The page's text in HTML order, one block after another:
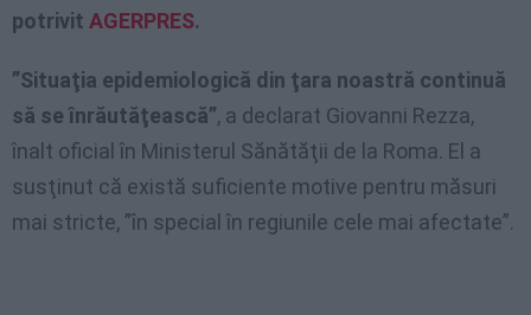
potrivit AGERPRES.
”Situaţia epidemiologică din ţara noastră continuă
să se înrăutăţească”, a declarat Giovanni Rezza,
înalt oficial în Ministerul Sănătăţii de la Roma. El a
susţinut că există suficiente motive pentru măsuri
mai stricte, ”în special în regiunile cele mai afectate”.